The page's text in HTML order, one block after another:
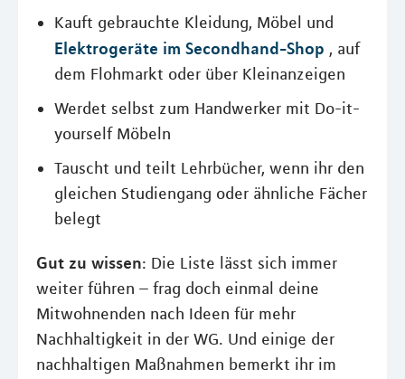
Kauft gebrauchte Kleidung, Möbel und
Elektrogeräte im Secondhand-Shop , auf
dem Flohmarkt oder über Kleinanzeigen
Werdet selbst zum Handwerker mit Do-it-
yourself Möbeln
Tauscht und teilt Lehrbücher, wenn ihr den
gleichen Studiengang oder ähnliche Fächer
belegt
Gut zu wissen: Die Liste lässt sich immer
weiter führen – frag doch einmal deine
Mitwohnenden nach Ideen für mehr
Nachhaltigkeit in der WG. Und einige der
nachhaltigen Maßnahmen bemerkt ihr im